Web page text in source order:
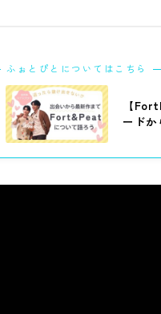
ふぉとぴとについてはこちら
【
ード